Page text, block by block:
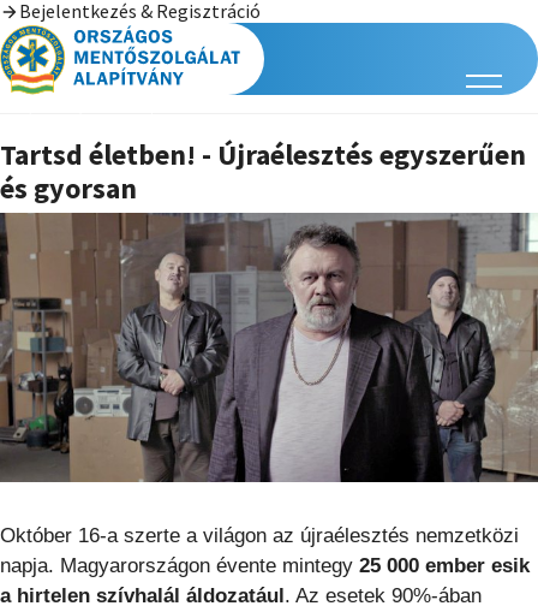
Bejelentkezés & Regisztráció
Tartsd életben! - Újraélesztés egyszerűen
és gyorsan
Október 16-a szerte a világon az újraélesztés nemzetközi
napja. Magyarországon évente mintegy 25 000 ember esik
a hirtelen szívhalál áldozatául. Az esetek 90%-ában